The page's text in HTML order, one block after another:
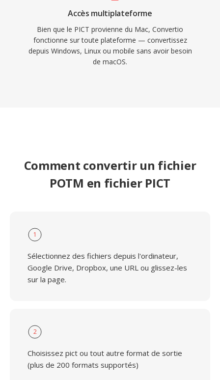
Accès multiplateforme
Bien que le PICT provienne du Mac, Convertio
fonctionne sur toute plateforme — convertissez
depuis Windows, Linux ou mobile sans avoir besoin
de macOS.
Comment convertir un fichier
POTM en fichier PICT
1
Sélectionnez des fichiers depuis l'ordinateur,
Google Drive, Dropbox, une URL ou glissez-les
sur la page.
2
Choisissez pict ou tout autre format de sortie
(plus de 200 formats supportés)